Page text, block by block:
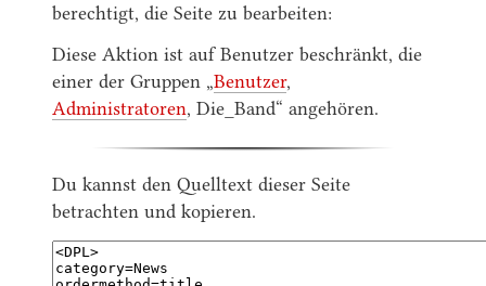
berechtigt, die Seite zu bearbeiten:
Diese Aktion ist auf Benutzer beschränkt, die
einer der Gruppen „Benutzer,
Administratoren, Die_Band“ angehören.
Du kannst den Quelltext dieser Seite
betrachten und kopieren.